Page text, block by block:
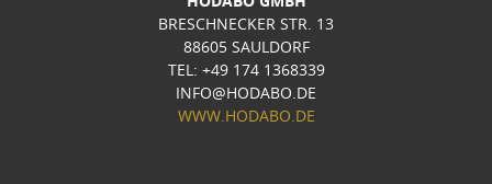
BRESCHNECKER STR. 13
88605 SAULDORF
TEL: +49 174 1368339
INFO@HODABO.DE
WWW.HODABO.DE